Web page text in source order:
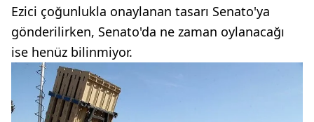
Ezici çoğunlukla onaylanan tasarı Senato'ya
gönderilirken, Senato'da ne zaman oylanacağı
ise henüz bilinmiyor.